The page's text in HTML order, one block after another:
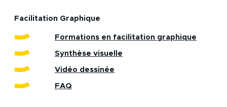
Facilitation Graphique
Formations en facilitation graphique
Synthèse visuelle
Vidéo dessinée
FAQ